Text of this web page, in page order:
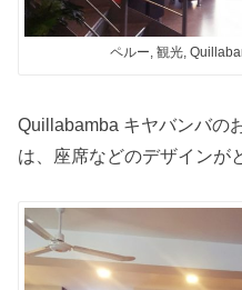
ペルー, 観光,
Quillabamba キヤバンバの
は、座席などのデザインが